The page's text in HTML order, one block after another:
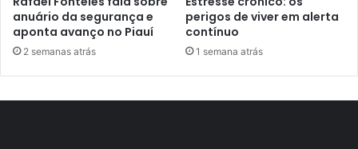
anuário da segurança e
aponta avanço no Piauí
2 semanas atrás
perigos de viver em alerta
contínuo
1 semana atrás